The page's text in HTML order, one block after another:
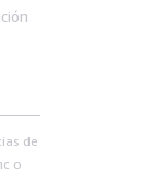
de
o